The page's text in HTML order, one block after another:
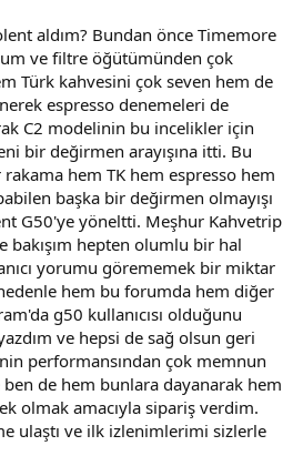
aldım? Bundan önce Timemore
ve filtre öğütümünden çok
Türk kahvesini çok seven hem de
espresso denemeleri de
C2 modelinin bu incelikler için
bir değirmen arayışına itti. Bu
hem TK hem espresso hem
başka bir değirmen olmayışı
G50'ye yöneltti. Meşhur Kahvetrip
bakışım hepten olumlu bir hal
yorumu görememek bir miktar
hem bu forumda hem diğer
g50 kullanıcısı olduğunu
ve hepsi de sağ olsun geri
performansından çok memnun
ben de hem bunlara dayanarak hem
olmak amacıyla sipariş verdim.
ulaştı ve ilk izlenimlerimi sizlerle